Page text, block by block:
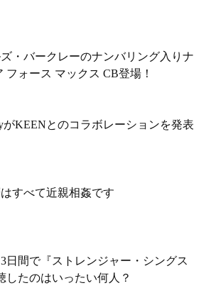
・バークレーのナンバリング入りナ
フォース マックス CB登場！
がKEENとのコラボレーションを発表
すべて近親相姦です
日間で『ストレンジャー・シングス
したのはいったい何人？